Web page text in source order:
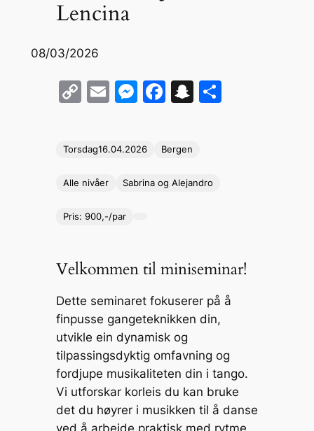
Lencina
08/03/2026
C
y
Li
k
E
l
M
s
e
F
e
b
S
c
S
Torsdag16.04.2026 Bergen
Alle nivåer Sabrina og Alejandro
Pris: 900,-/par
Velkommen til miniseminar!
Dette seminaret fokuserer på å
finpusse gangeteknikken din,
utvikle ein dynamisk og
tilpassingsdyktig omfavning og
fordjupe musikaliteten din i tango.
Vi utforskar korleis du kan bruke
det du høyrer i musikken til å danse